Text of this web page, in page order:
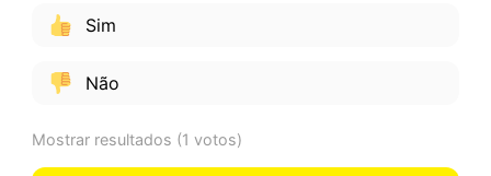
Sim
Não
Mostrar resultados (1 votos)